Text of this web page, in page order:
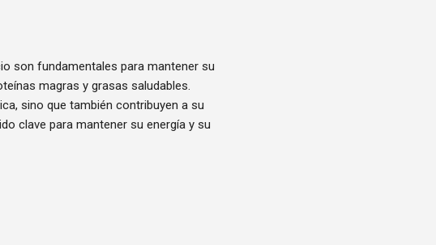
son fundamentales para mantener su
magras y grasas saludables.
sino que también contribuyen a su
clave para mantener su energía y su